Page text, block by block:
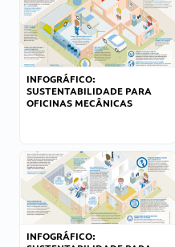
INFOGRÁFICO:
SUSTENTABILIDADE PARA
OFICINAS MECÂNICAS
INFOGRÁFICO: